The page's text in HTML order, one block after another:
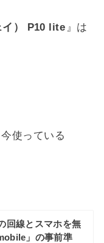
イ） P10 lite 』は
使っている
回線とスマホを無
」の事前準